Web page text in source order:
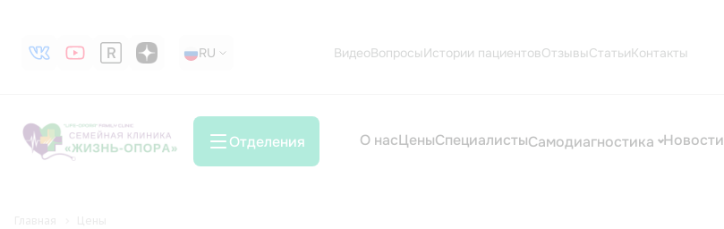
RU
RU ВидеоВопросыИстории пациентовОтзывыСтатьиКонтакты
Отделения О насЦеныСпециалистыСамодиагностика Новости